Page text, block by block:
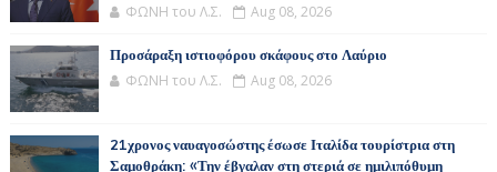
ΦΩΝΗ του Λ.Σ. Aug 08, 2026
Προσάραξη ιστιοφόρου σκάφους στο Λαύριο
ΦΩΝΗ του Λ.Σ. Aug 08, 2026
21χρονος ναυαγοσώστης έσωσε Ιταλίδα τουρίστρια στη
Σαμοθράκη: «Την έβγαλαν στη στεριά σε ημιλιπόθυμη